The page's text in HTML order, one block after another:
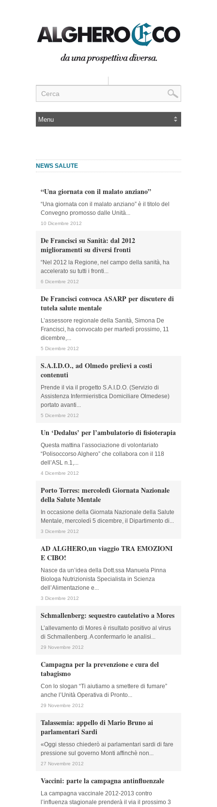
NEWS SALUTE
“Una giornata con il malato anziano”
“Una giornata con il malato anziano” è il titolo del
Convegno promosso dalle Unità...
10 Dicembre 2012
De Francisci su Sanità: dal 2012
miglioramenti su diversi fronti
“Nel 2012 la Regione, nel campo della sanità, ha
accelerato su tutti i fronti...
6 Dicembre 2012
De Francisci convoca ASARP per discutere di
tutela salute mentale
L’assessore regionale della Sanità, Simona De
Francisci, ha convocato per martedì prossimo, 11
dicembre,...
5 Dicembre 2012
S.A.I.D.O., ad Olmedo prelievi a costi
contenuti
Prende il via il progetto S.A.I.D.O. (Servizio di
Assistenza Infermieristica Domiciliare Olmedese)
portato avanti...
5 Dicembre 2012
Un ‘Dedalus’ per l’ambulatorio di fisioterapia
Questa mattina l’associazione di volontariato
“Polisoccorso Alghero” che collabora con il 118
dell’ASL n.1,...
4 Dicembre 2012
Porto Torres: mercoledì Giornata Nazionale
della Salute Mentale
In occasione della Giornata Nazionale della Salute
Mentale, mercoledì 5 dicembre, il Dipartimento di...
3 Dicembre 2012
AD ALGHERO,un viaggio TRA EMOZIONI
E CIBO!
Nasce da un’idea della Dott.ssa Manuela Pinna
Biologa Nutrizionista Specialista in Scienza
dell’Alimentazione e...
3 Dicembre 2012
Schmallenberg: sequestro cautelativo a Mores
L’allevamento di Mores è risultato positivo al virus
di Schmallenberg. A confermarlo le analisi...
29 Novembre 2012
Campagna per la prevenzione e cura del
tabagismo
Con lo slogan “Ti aiutiamo a smettere di fumare”
anche l’Unità Operativa di Pronto...
29 Novembre 2012
Talassemia: appello di Mario Bruno ai
parlamentari Sardi
«Oggi stesso chiederò ai parlamentari sardi di fare
pressione sul governo Monti affinchè non...
27 Novembre 2012
Vaccini: parte la campagna antinfluenzale
La campagna vaccinale 2012-2013 contro
l’influenza stagionale prenderà il via il prossimo 3